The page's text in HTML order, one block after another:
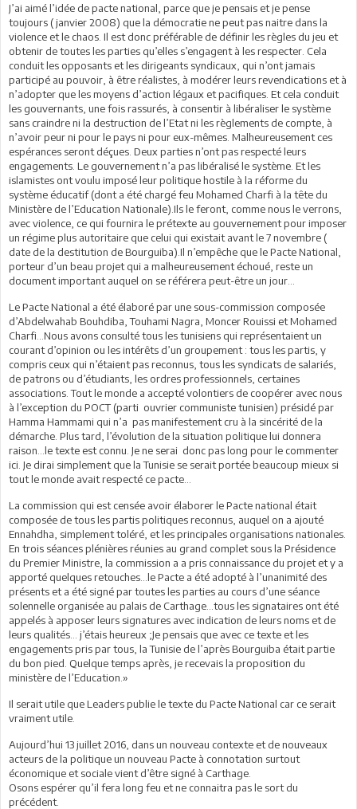
J’ai aimé l’idée de pacte national, parce que je pensais et je pense
toujours ( janvier 2008) que la démocratie ne peut pas naitre dans la
violence et le chaos. Il est donc préférable de définir les règles du jeu et
obtenir de toutes les parties qu’elles s’engagent à les respecter. Cela
conduit les opposants et les dirigeants syndicaux, qui n’ont jamais
participé au pouvoir, à être réalistes, à modérer leurs revendications et à
n’adopter que les moyens d’action légaux et pacifiques. Et cela conduit
les gouvernants, une fois rassurés, à consentir à libéraliser le système
sans craindre ni la destruction de l’Etat ni les règlements de compte, à
n’avoir peur ni pour le pays ni pour eux-mêmes. Malheureusement ces
espérances seront déçues. Deux parties n’ont pas respecté leurs
engagements. Le gouvernement n’a pas libéralisé le système. Et les
islamistes ont voulu imposé leur politique hostile à la réforme du
système éducatif (dont a été chargé feu Mohamed Charfi à la tête du
Ministère de l’Education Nationale).Ils le feront, comme nous le verrons,
avec violence, ce qui fournira le prétexte au gouvernement pour imposer
un régime plus autoritaire que celui qui existait avant le 7 novembre (
date de la destitution de Bourguiba).Il n’empêche que le Pacte National,
porteur d’un beau projet qui a malheureusement échoué, reste un
document important auquel on se référera peut-être un jour…
Le Pacte National a été élaboré par une sous-commission composée
d’Abdelwahab Bouhdiba, Touhami Nagra, Moncer Rouissi et Mohamed
Charfi…Nous avons consulté tous les tunisiens qui représentaient un
courant d’opinion ou les intérêts d’un groupement : tous les partis, y
compris ceux qui n’étaient pas reconnus, tous les syndicats de salariés,
de patrons ou d’étudiants, les ordres professionnels, certaines
associations. Tout le monde a accepté volontiers de coopérer avec nous
à l’exception du POCT (parti ouvrier communiste tunisien) présidé par
Hamma Hammami qui n’a pas manifestement cru à la sincérité de la
démarche. Plus tard, l’évolution de la situation politique lui donnera
raison…le texte est connu. Je ne serai donc pas long pour le commenter
ici. Je dirai simplement que la Tunisie se serait portée beaucoup mieux si
tout le monde avait respecté ce pacte…
La commission qui est censée avoir élaborer le Pacte national était
composée de tous les partis politiques reconnus, auquel on a ajouté
Ennahdha, simplement toléré, et les principales organisations nationales.
En trois séances plénières réunies au grand complet sous la Présidence
du Premier Ministre, la commission a a pris connaissance du projet et y a
apporté quelques retouches…le Pacte a été adopté à l’unanimité des
présents et a été signé par toutes les parties au cours d’une séance
solennelle organisée au palais de Carthage…tous les signataires ont été
appelés à apposer leurs signatures avec indication de leurs noms et de
leurs qualités… j’étais heureux ;Je pensais que avec ce texte et les
engagements pris par tous, la Tunisie de l’après Bourguiba était partie
du bon pied. Quelque temps après, je recevais la proposition du
ministère de l’Education.»
Il serait utile que Leaders publie le texte du Pacte National car ce serait
vraiment utile.
Aujourd’hui 13 juillet 2016, dans un nouveau contexte et de nouveaux
acteurs de la politique un nouveau Pacte à connotation surtout
économique et sociale vient d’être signé à Carthage.
Osons espérer qu’il fera long feu et ne connaitra pas le sort du
précédent.